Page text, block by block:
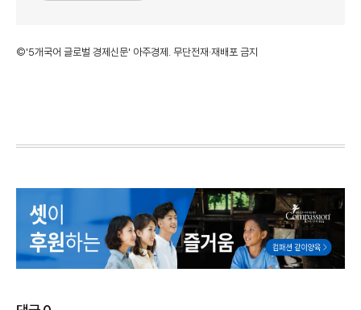
©'5개국어 글로벌 경제신문' 아주경제. 무단전재·재배포 금지